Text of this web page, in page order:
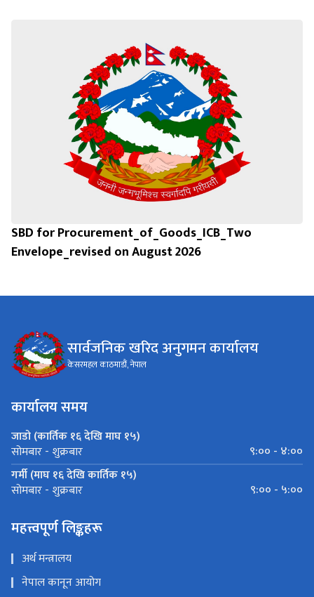
SBD for Procurement_of_Goods_ICB_Two
Envelope_revised on August 2026
सार्वजनिक खरिद अनुगमन कार्यालय
केसरमहल काठमाडौं, नेपाल
कार्यालय समय
जाडो (कार्तिक १६ देखि माघ १५)
सोमबार - शुक्रबार
९:०० - ४:००
गर्मी (माघ १६ देखि कार्तिक १५)
सोमबार - शुक्रबार ९:०० - ५:००
महत्त्वपूर्ण लिङ्कहरू
अर्थ मन्त्रालय
नेपाल कानून आयोग